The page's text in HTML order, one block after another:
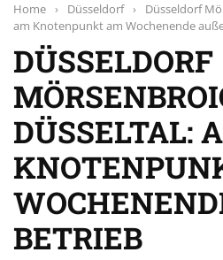
Home › Düsseldorf ›
Düsseldorf
am Knotenpunkt am Wochenende
DÜSSELDORF
DÜSSELTAL:
ETRIEB